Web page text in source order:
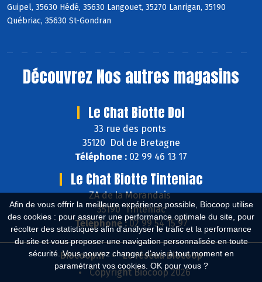
Afin de vous offrir la meilleure expérience possible, Biocoop utilise
des cookies : pour assurer une performance optimale du site, pour
récolter des statistiques afin d'analyser le trafic et la performance
du site et vous proposer une navigation personnalisée en toute
sécurité. Vous pouvez changer d'avis à tout moment en
paramétrant vos cookies. OK pour vous ?
Guipel, 35630 Hédé, 35630 Langouet, 35270 Lanrigan, 35190
Québriac, 35630 St-Gondran
Découvrez Nos autres magasins
Le Chat Biotte Dol
33 rue des ponts
35120 Dol de Bretagne
Téléphone : 02 99 46 13 17
Le Chat Biotte Tinteniac
ZA de la Morandais
35190 Tinténiac
Téléphone :02 99 54 15 97
Biocoop.fr
Le réseau Biocoop
Copyright Biocoop 2026